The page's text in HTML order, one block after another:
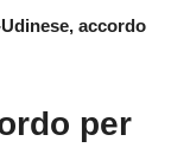
accordo
per